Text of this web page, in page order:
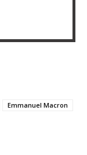
Emmanuel Macron